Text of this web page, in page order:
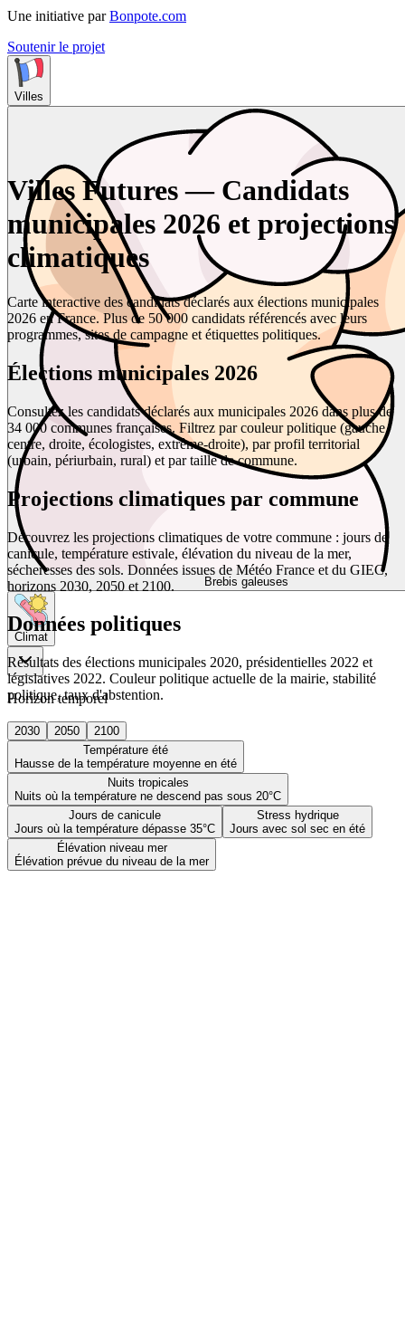
Une initiative par Bonpote.com
Soutenir le projet
Villes
Brebis galeuses
Climat
Horizon temporel
2030 2050
2100
Température été
Hausse de la température moyenne en été
Nuits tropicales
Nuits où la température ne descend pas sous 20°C
Jours de canicule
Jours où la température dépasse 35°C
Stress hydrique
Jours avec sol sec en été
Élévation niveau mer
Élévation prévue du niveau de la mer
Villes Futures — Candidats
municipales 2026 et projections
climatiques
Carte interactive des candidats déclarés aux élections municipales
2026 en France. Plus de 50 000 candidats référencés avec leurs
programmes, sites de campagne et étiquettes politiques.
Élections municipales 2026
Consultez les candidats déclarés aux municipales 2026 dans plus de
34 000 communes françaises. Filtrez par couleur politique (gauche,
centre, droite, écologistes, extrême-droite), par profil territorial
(urbain, périurbain, rural) et par taille de commune.
Projections climatiques par commune
Découvrez les projections climatiques de votre commune : jours de
canicule, température estivale, élévation du niveau de la mer,
sécheresses des sols. Données issues de Météo France et du GIEC,
horizons 2030, 2050 et 2100.
Données politiques
Résultats des élections municipales 2020, présidentielles 2022 et
législatives 2022. Couleur politique actuelle de la mairie, stabilité
politique, taux d'abstention.